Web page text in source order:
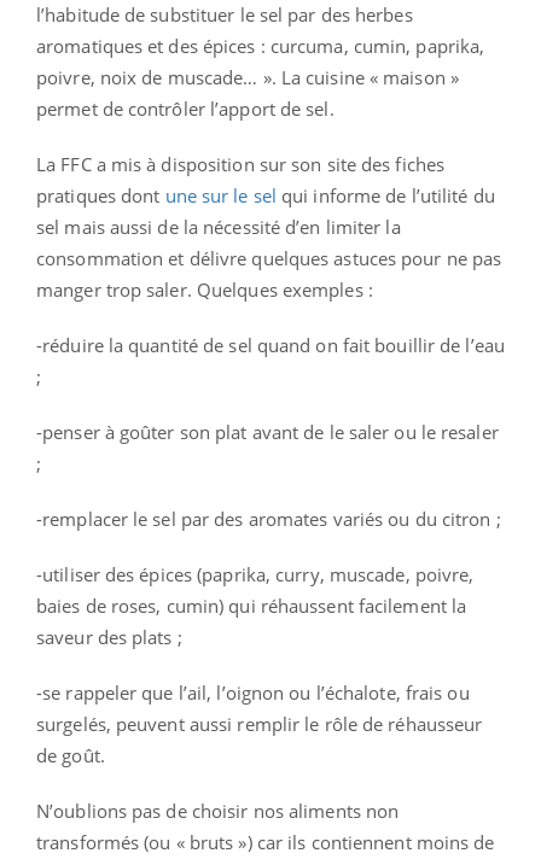
l’habitude de substituer le sel par des herbes
aromatiques et des épices : curcuma, cumin, paprika,
poivre, noix de muscade… ». La cuisine « maison »
permet de contrôler l’apport de sel.
La FFC a mis à disposition sur son site des fiches
pratiques dont une sur le sel qui informe de l’utilité du
sel mais aussi de la nécessité d’en limiter la
consommation et délivre quelques astuces pour ne pas
manger trop saler. Quelques exemples :
-réduire la quantité de sel quand on fait bouillir de l’eau
;
-penser à goûter son plat avant de le saler ou le resaler
;
-remplacer le sel par des aromates variés ou du citron ;
-utiliser des épices (paprika, curry, muscade, poivre,
baies de roses, cumin) qui réhaussent facilement la
saveur des plats ;
-se rappeler que l’ail, l’oignon ou l’échalote, frais ou
surgelés, peuvent aussi remplir le rôle de réhausseur
de goût.
N’oublions pas de choisir nos aliments non
transformés (ou « bruts ») car ils contiennent moins de